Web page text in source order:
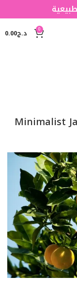
0 د.ج0.00
Minimalist